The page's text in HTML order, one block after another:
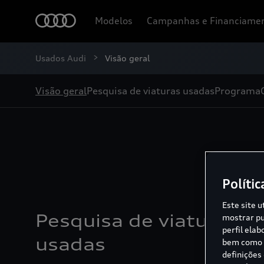
Modelos Campanhas e
Usados Audi Visão geral
Visão geralPesquisa de viaturas usadasPrograma
Pesquisa de viaturas
usadas
Este site
mostrar
perfil
bem
definições